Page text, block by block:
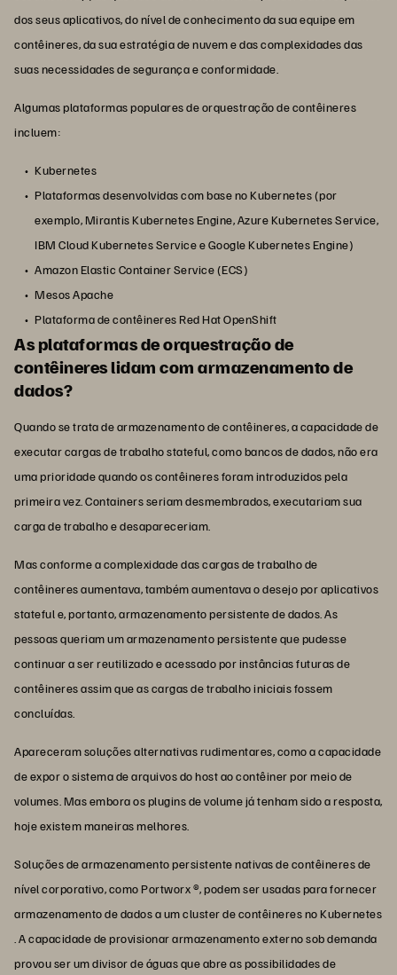
dos seus aplicativos, do nível de conhecimento da sua equipe em
contêineres, da sua estratégia de nuvem e das complexidades das
suas necessidades de segurança e conformidade.
Algumas plataformas populares de orquestração de contêineres
incluem:
Kubernetes
Plataformas desenvolvidas com base no Kubernetes (por
exemplo, Mirantis Kubernetes Engine, Azure Kubernetes Service,
IBM Cloud Kubernetes Service e Google Kubernetes Engine)
Amazon Elastic Container Service (ECS)
Mesos Apache
Plataforma de contêineres Red Hat OpenShift
As plataformas de orquestração de
contêineres lidam com armazenamento de
dados?
Quando se trata de armazenamento de contêineres, a capacidade de
executar cargas de trabalho stateful, como bancos de dados, não era
uma prioridade quando os contêineres foram introduzidos pela
primeira vez. Containers seriam desmembrados, executariam sua
carga de trabalho e desapareceriam.
Mas conforme a complexidade das cargas de trabalho de
contêineres aumentava, também aumentava o desejo por aplicativos
stateful e, portanto, armazenamento persistente de dados. As
pessoas queriam um armazenamento persistente que pudesse
continuar a ser reutilizado e acessado por instâncias futuras de
contêineres assim que as cargas de trabalho iniciais fossem
concluídas.
Apareceram soluções alternativas rudimentares, como a capacidade
de expor o sistema de arquivos do host ao contêiner por meio de
volumes. Mas embora os plugins de volume já tenham sido a resposta,
hoje existem maneiras melhores.
Soluções de armazenamento persistente nativas de contêineres de
nível corporativo, como Portworx ®, podem ser usadas para fornecer
armazenamento de dados a um cluster de contêineres no Kubernetes
. A capacidade de provisionar armazenamento externo sob demanda
provou ser um divisor de águas que abre as possibilidades de